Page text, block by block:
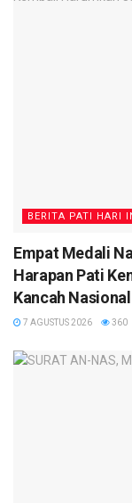
BERITA PATI HARI
Empat Medali
Harapan Pati
Kancah Nasional
7 AGUSTUS 2026 360